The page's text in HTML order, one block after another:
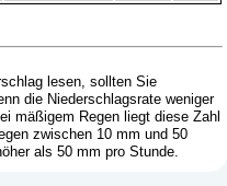
lesen, sollten Sie
die Niederschlagsrate weniger
mäßigem Regen liegt diese Zahl
zwischen 10 mm und 50
als 50 mm pro Stunde.